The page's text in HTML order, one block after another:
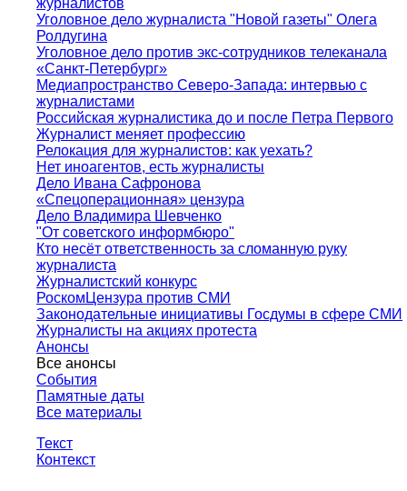
журналистов
Уголовное дело журналиста "Новой газеты" Олега
Ролдугина
Уголовное дело против экс-сотрудников телеканала
«Санкт-Петербург»
Медиапространство Северо-Запада: интервью с
журналистами
Российская журналистика до и после Петра Первого
Журналист меняет профессию
Релокация для журналистов: как уехать?
Нет иноагентов, есть журналисты
Дело Ивана Сафронова
«Спецоперационная» цензура
Дело Владимира Шевченко
"От советского информбюро"
Кто несёт ответственность за сломанную руку
журналиста
Журналистский конкурс
РоскомЦензура против СМИ
Законодательные инициативы Госдумы в сфере СМИ
Журналисты на акциях протеста
Анонсы
Все анонсы
События
Памятные даты
Все материалы
Текст
Контекст